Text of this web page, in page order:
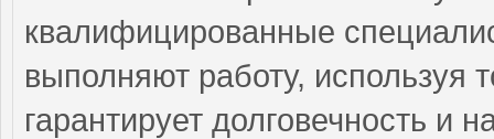
квалифицированные
выполняют работу, используя
гарантирует долговечность и